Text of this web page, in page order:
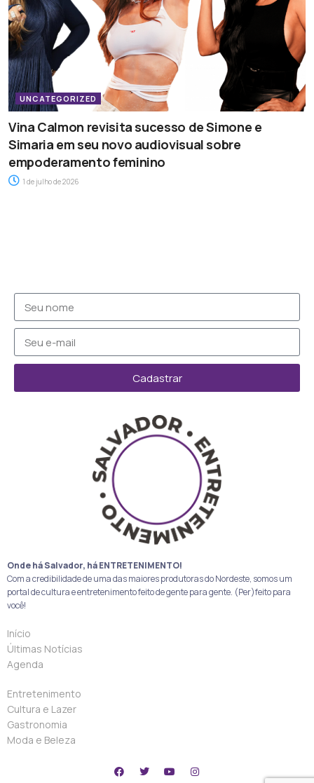
UNCATEGORIZED
Vina Calmon revisita sucesso de Simone e
Simaria em seu novo audiovisual sobre
empoderamento feminino
1 de julho de 2026
Cadastrar
Onde há Salvador, há ENTRETENIMENTO!
Com a credibilidade de uma das maiores produtoras do Nordeste, somos um
portal de cultura e entretenimento feito de gente para gente. (Per)feito para
você!
Início
Últimas Notícias
Agenda
Entretenimento
Cultura e Lazer
Gastronomia
Moda e Beleza